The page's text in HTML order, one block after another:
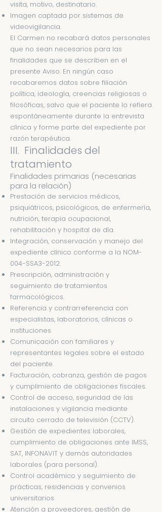
visita, motivo, destinatario.
Imagen captada por sistemas de
videovigilancia.
El Carmen no recabará datos personales
que no sean necesarios para las
finalidades que se describen en el
presente Aviso. En ningún caso
recabaremos datos sobre filiación
política, ideología, creencias religiosas o
filosóficas, salvo que el paciente lo refiera
espontáneamente durante la entrevista
clínica y forme parte del expediente por
razón terapéutica.
III. Finalidades del
tratamiento
Finalidades primarias (necesarias
para la relación)
Prestación de servicios médicos,
psiquiátricos, psicológicos, de enfermería,
nutrición, terapia ocupacional,
rehabilitación y hospital de día.
Integración, conservación y manejo del
expediente clínico conforme a la NOM-
004-SSA3-2012.
Prescripción, administración y
seguimiento de tratamientos
farmacológicos.
Referencia y contrarreferencia con
especialistas, laboratorios, clínicas o
instituciones.
Comunicación con familiares y
representantes legales sobre el estado
del paciente.
Facturación, cobranza, gestión de pagos
y cumplimiento de obligaciones fiscales.
Control de acceso, seguridad de las
instalaciones y vigilancia mediante
circuito cerrado de televisión (CCTV).
Gestión de expedientes laborales,
cumplimiento de obligaciones ante IMSS,
SAT, INFONAVIT y demás autoridades
laborales (para personal).
Control académico y seguimiento de
prácticas, residencias y convenios
universitarios.
Atención a proveedores, gestión de